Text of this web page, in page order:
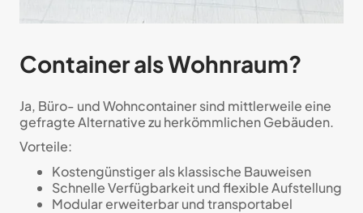
Container als Wohnraum?
Ja, Büro- und Wohncontainer sind mittlerweile eine
gefragte Alternative zu herkömmlichen Gebäuden.
Vorteile:
Kostengünstiger als klassische Bauweisen
Schnelle Verfügbarkeit und flexible Aufstellung
Modular erweiterbar und transportabel